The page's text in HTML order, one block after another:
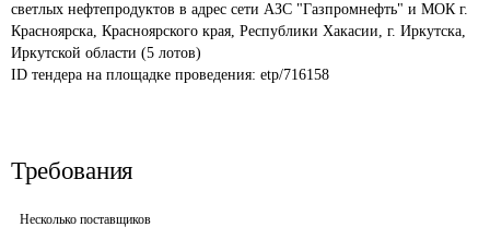
светлых нефтепродуктов в адрес сети АЗС "Газпромнефть" и МОК г.
Красноярска, Красноярского края, Республики Хакасии, г. Иркутска,
Иркутской области (5 лотов)
ID тендера на площадке проведения: etp/716158
Требования
Несколько поставщиков